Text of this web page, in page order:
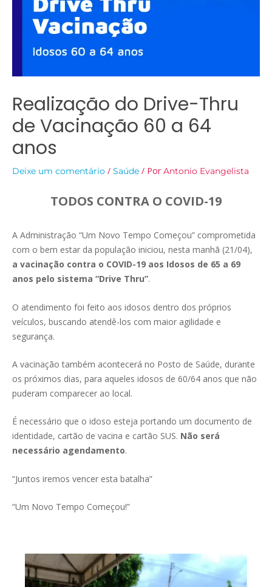
Realização do Drive-Thru
de Vacinação 60 a 64
anos
Deixe um comentário / Saúde / Por Antonio Evangelista
TODOS CONTRA O COVID-19
A Administração “Um Novo Tempo Começou” comprometida
com o bem estar da população iniciou, nesta manhã (21/04),
a vacinação contra o COVID-19 aos Idosos de 65 a 69
anos pelo sistema “Drive Thru”.
O atendimento foi feito aos idosos dentro dos próprios
veículos, buscando atendê-los com maior agilidade e
segurança.
A vacinação também acontecerá no Posto de Saúde, durante
os próximos dias, para aqueles idosos de 60/64 anos que não
puderam comparecer ao local.
É necessário que o idoso esteja portando um documento de
identidade, cartão de vacina e cartão SUS. Não será
necessário agendamento.
“Juntos iremos vencer esta batalha”
“Um Novo Tempo Começou!”